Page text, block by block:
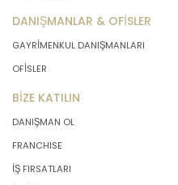
DANIŞMANLAR & OFİSLER
GAYRİMENKUL DANIŞMANLARI
OFİSLER
BİZE KATILIN
DANIŞMAN OL
FRANCHISE
İŞ FIRSATLARI